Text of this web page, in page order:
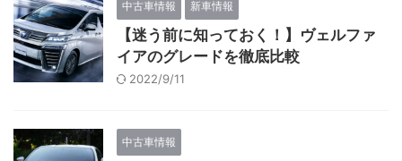
中古車情報 新車情報
【迷う前に知っておく！】ヴェルファ
イアのグレードを徹底比較
2022/9/11
中古車情報